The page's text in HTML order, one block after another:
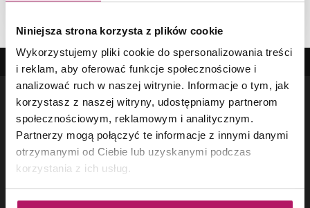
Niniejsza strona korzysta z plików cookie
Wykorzystujemy pliki cookie do spersonalizowania treści
i reklam, aby oferować funkcje społecznościowe i
analizować ruch w naszej witrynie. Informacje o tym, jak
korzystasz z naszej witryny, udostępniamy partnerom
społecznościowym, reklamowym i analitycznym.
Partnerzy mogą połączyć te informacje z innymi danymi
otrzymanymi od Ciebie lub uzyskanymi podczas
korzystania z ich usług.
Sklep internetowy
- Obsługa klienta
+48 692 193 213
[email protected]